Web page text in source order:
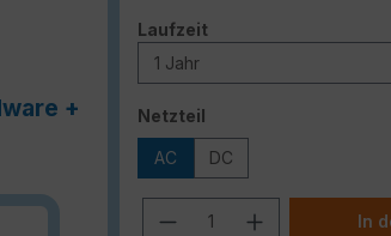
Laufzeitauswählen
Netzteil
AC DC
Produkt Anzahl:
In
+